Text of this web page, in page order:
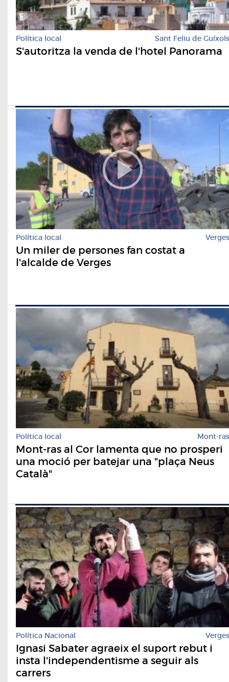
Política local Sant Feliu de Guíxols
S'autoritza la venda de l'hotel Panorama
Política local Verges
Un miler de persones fan costat a
l'alcalde de Verges
Política local Mont-ras
Mont-ras al Cor lamenta que no prosperi
una moció per batejar una "plaça Neus
Català"
Política Nacional Verges
Ignasi Sabater agraeix el suport rebut i
insta l'independentisme a seguir als
carrers